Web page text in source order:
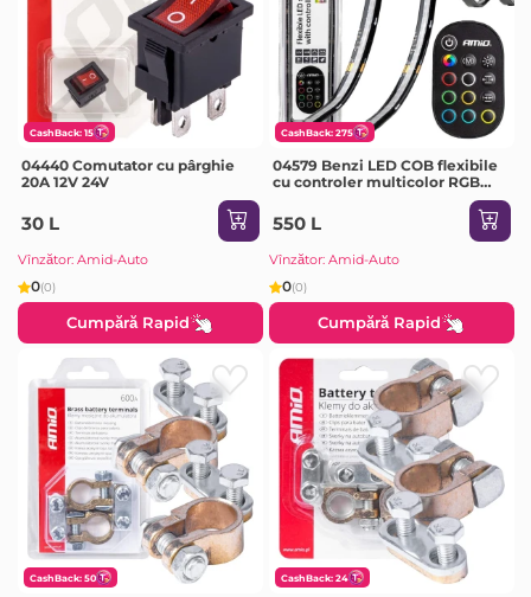
CashBack: 15
04440 Comutator cu pârghie
20A 12V 24V
30 L
Vînzător: Amid-Auto
0(0)
Cumpără Rapid
CashBack: 275
04579 Benzi LED COB flexibile
cu controler multicolor RGB
550 L
Vînzător: Amid-Auto
0(0)
Cumpără Rapid
CashBack: 50 CashBack: 24